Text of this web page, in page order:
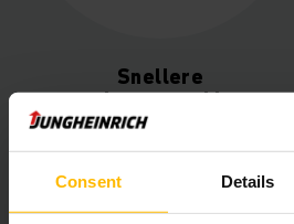
Consent Details
Snellere
orderverwerking
Gestandaardiseerde en
nauwkeurig getimede logistieke
processen voor maximale
efficiëntie.